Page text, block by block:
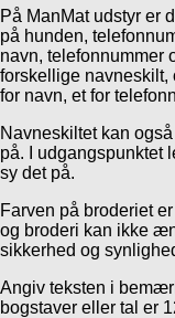
På ManMat udstyr er
på hunden,
navn, telefonnummer
forskellige navneskilt,
for navn, et for
Navneskiltet kan
på. I udgangspunktet
sy det på.
Farven på broderiet
og broderi kan ikke
sikkerhed og
Angiv teksten i
bogstaver eller tal er